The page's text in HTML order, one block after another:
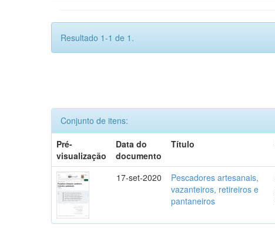
Resultado 1-1 de 1.
Conjunto de itens:
Pré-
visualização
Data do
documento
Título
17-set-2020
Pescadores artesanais,
vazanteiros, retireiros e
pantaneiros